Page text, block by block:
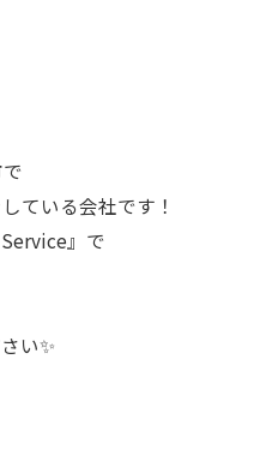
ている会社です！
』で
い✨